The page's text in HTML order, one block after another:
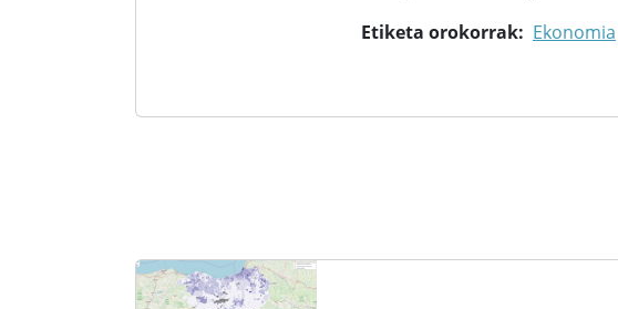
Etiketa orokorrak Ekonomia